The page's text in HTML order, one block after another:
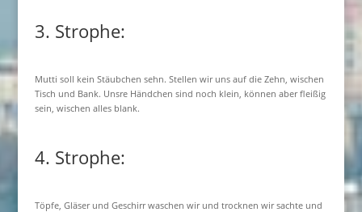
3. Strophe:
Mutti soll kein Stäubchen sehn. Stellen wir uns auf die Zehn, wischen
Tisch und Bank. Unsre Händchen sind noch klein, können aber fleißig
sein, wischen alles blank.
4. Strophe:
Töpfe, Gläser und Geschirr waschen wir und trocknen wir sachte und